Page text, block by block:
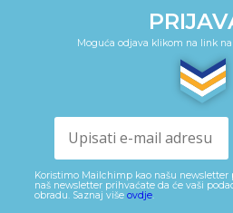
Moguća odjava klikom na link
Koristimo Mailchimp kao našu
naš newsletter prihvaćate da će vaši
obradu. Saznaj više ovdje.